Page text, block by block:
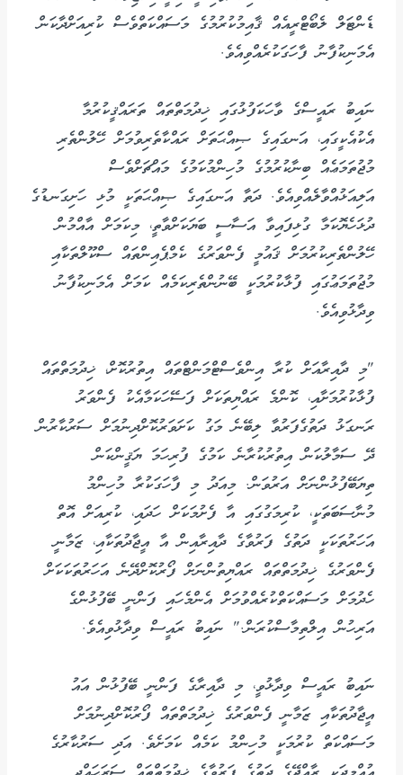
ޑެންޓަލް ލެބޯޓްރީއެއް ޤާއިމުކުރުމުގެ މަސައްކަތްވެސް ކުރިއަށްދާކަން
އެމަނިކުފާނު ފާހަގަކުރެއްވިއެވެ.
ނައިބު ރައީސްގެ ވާހަކަފުޅުގައި ޚިދުމަތްތައް ތަރައްޤީކުރުމާ
އެކުއެކީގައި، އަނގައިގެ ޞިއްޙަތަށް ރައްކާތެރިވުމަށް ހޭލުންތެރި
މުޖުތަމަޢެއް ބިނާކުރުމުގެ މުހިންމުކަމުގެ މައްޗަށްވެސް
އަލިއަޅުއްވާލެއްވިއެވެ. ދަތާ އަނގައިގެ ޞިއްޙަތަކީ މުޅި ހަށިގަނޑުގެ
ދުޅަހެޔޮކަމާ ގުޅިފައިވާ އަސާސީ ބަޔަކަށްވާތީ، މިކަމަށް އާއްމުން
ހޭލުންތެރިކުރުމަށް ޤައުމީ ފެންވަރުގެ ކެމްޕެއިންތައް ސްކޫލްތަކާއި
މުޖުތަމަޢުގައި ފުޅާކުރުމަކީ ބޭނުންތެރިކަމެއް ކަމަށް އެމަނިކުފާނު
ވިދާޅުވިއެވެ.
"މި ދާއިރާއަށް ކުރާ އިންވެސްޓްމަންޓްތައް އިތުރުކޮށް، ޚިދުމަތްތައް
ފުޅާކުރުމަށާއި، ކޮންމެ ރައްޔިތަކަށް ފަސޭހަކަމާއެކު ފެންވަރު
ރަނގަޅު ދަތުގެފަރުވާ ލިބޭނެ މަގު ކަށަވަރުކޮށްދިނުމަށް ސަރުކާރުން
ދޭ ސަމާލުކަން އިތުރުކުރާނެ ކަމުގެ ފުރިހަމަ ޔަޤީންކަން
ތިޔަބޭފުޅުންނަށް އަރުވަން. މިއަދު މި ފާހަގަކުރާ މުހިންމު
މުނާސަބަތަކީ، ކުރިމަގުގައި އާ ފެށުމަކަށް ހަދައި، ކުރިއަށް އޮތް
އަހަރުތަކަކީ ދަތުގެ ފަރުވާގެ ދާއިރާއިން އާ އީޖާދުތަކާއި، ޒަމާނީ
ފެންވަރުގެ ޚިދުމަތްތައް ރައްޔިތުންނަށް ފޯރުކޮށްދޭނެ އަހަރުތަކަކަށް
ހެދުމަށް މަސައްކަތްކުރެއްވުމަށް އެންމެހައި ފަންނީ ބޭފުޅުންގެ
އަރިހުން އިލްތިމާސްކުރަން." ނައިބު ރައީސް ވިދާޅުވިއެވެ.
ނައިބު ރައީސް ވިދާޅުވީ، މި ދާއިރާގެ ފަންނީ ބޭފުޅުން އައު
އީޖާދުތަކާއި ޒަމާނީ ފެންވަރުގެ ޚިދުމަތްތައް ފޯރުކޮށްދިނުމަށް
މަސައްކަތް ކުރުމަކީ މުހިންމު ކަމެއް ކަމަށެވެ. އަދި ސަރުކާރުގެ